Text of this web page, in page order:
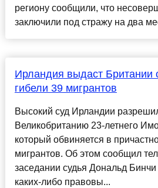
региону сообщили, что
заключили под стражу на два
Ирландия выдаст Британии
гибели 39 мигрантов
Высокий суд Ирландии
Великобританию 23-летнего
который обвиняется в
мигрантов. Об этом сообщил
заседании судья Дональд
каких-либо правовы...